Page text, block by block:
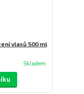
vlasů 500 ml
Skladem